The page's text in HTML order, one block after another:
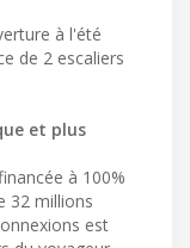
à l'été
de 2 escaliers
et plus
à 100%
32 millions
est